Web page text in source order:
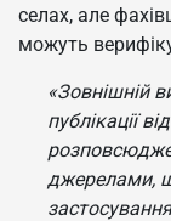
селах, але
можуть
«Зовнішній
публікації
джерелами,